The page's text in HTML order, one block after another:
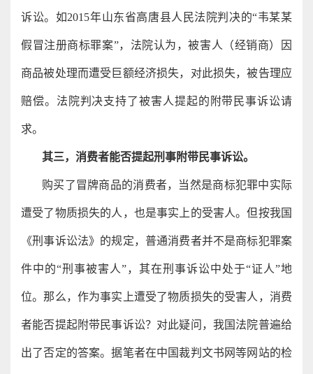
诉讼。如2015年山东省高唐县人民法院判决的“韦某某
假冒注册商标罪案”，法院认为，被害人（经销商）因
商品被处理而遭受巨额经济损失，对此损失，被告理应
赔偿。法院判决支持了被害人提起的附带民事诉讼请
求。
其三，消费者能否提起刑事附带民事诉讼。
购买了冒牌商品的消费者，当然是商标犯罪中实际
遭受了物质损失的人，也是事实上的受害人。但按我国
《刑事诉讼法》的规定，普通消费者并不是商标犯罪案
件中的“刑事被害人”，其在刑事诉讼中处于“证人”地
位。那么，作为事实上遭受了物质损失的受害人，消费
者能否提起附带民事诉讼？对此疑问，我国法院普遍给
出了否定的答案。据笔者在中国裁判文书网等网站的检